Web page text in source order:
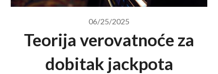
06/25/2025
Teorija verovatnoće za
dobitak jackpota